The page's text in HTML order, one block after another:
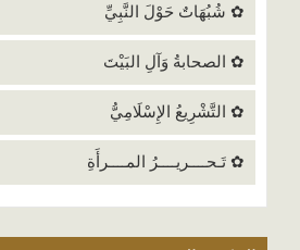
✿ شُبُهَاتٌ حَوْلَ النَّبِيِّ
✿ الصحابةُ وَآلِ البَيْتَ
✿ التَّشْرِيعُ الإِسْلَامِيُّ
✿ تَـحــــريــــرُ المــــرأَةِ